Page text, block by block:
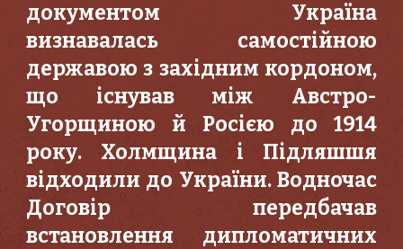
документом Україна
визнавалась самостійною
державою з західним кордоном,
що існував між Австро-
Угорщиною й Росією до 1914
року. Холмщина і Підляшшя
відходили до України. Водночас
Договір передбачав
встановлення дипломатичних